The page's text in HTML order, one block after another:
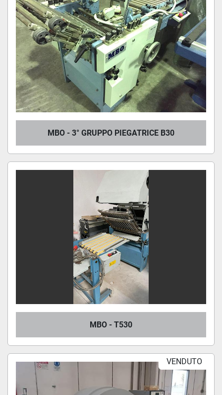
MBO - 3° GRUPPO PIEGATRICE B30
MBO - T530
VENDUTO